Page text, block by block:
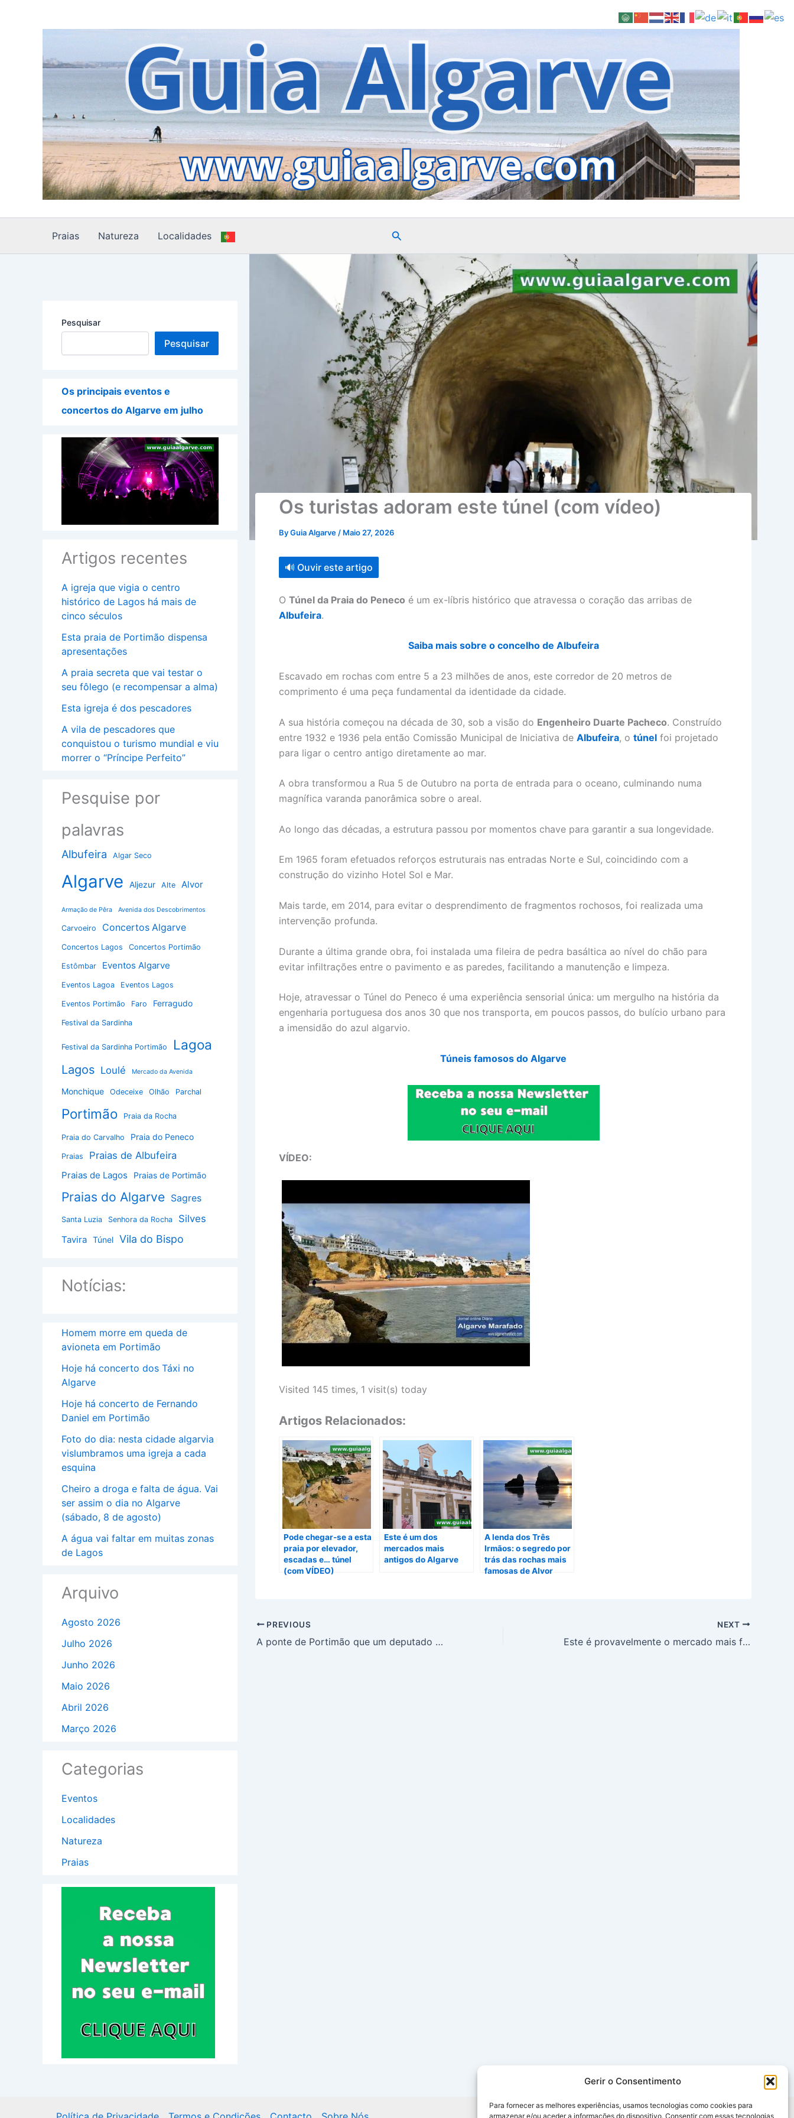
Gerir o Consentimento
Para fornecer as melhores experiências, usamos tecnologias como cookies para
armazenar e/ou aceder a informações do dispositivo. Consentir com essas tecnologias
Praias Natureza Localidades Search
Pesquisar
Pesquisar
Os principais eventos e
concertos do Algarve em julho
Artigos recentes
A igreja que vigia o centro
histórico de Lagos há mais de
cinco séculos
Esta praia de Portimão dispensa
apresentações
A praia secreta que vai testar o
seu fôlego (e recompensar a alma)
Esta igreja é dos pescadores
A vila de pescadores que
conquistou o turismo mundial e viu
morrer o “Príncipe Perfeito”
Pesquise por
palavras
Albufeira Algar Seco
Algarve Aljezur Alte Alvor
Armação de Pêra Avenida dos Descobrimentos
Carvoeiro Concertos Algarve
Concertos Lagos Concertos Portimão
Estômbar Eventos Algarve
Eventos Lagoa Eventos Lagos
Eventos Portimão Faro Ferragudo
Festival da Sardinha
Festival da Sardinha Portimão Lagoa
Lagos Loulé Mercado da Avenida
Monchique Odeceixe Olhão Parchal
Portimão Praia da Rocha
Praia do Carvalho Praia do Peneco
Praias Praias de Albufeira
Praias de Lagos Praias de Portimão
Praias do Algarve Sagres
Santa Luzia Senhora da Rocha Silves
Tavira Túnel Vila do Bispo
Notícias:
Homem morre em queda de
avioneta em Portimão
Hoje há concerto dos Táxi no
Algarve
Hoje há concerto de Fernando
Daniel em Portimão
Foto do dia: nesta cidade algarvia
vislumbramos uma igreja a cada
esquina
Cheiro a droga e falta de água. Vai
ser assim o dia no Algarve
(sábado, 8 de agosto)
A água vai faltar em muitas zonas
de Lagos
Arquivo
Agosto 2026
Julho 2026
Junho 2026
Maio 2026
Abril 2026
Março 2026
Categorias
Eventos
Localidades
Natureza
Praias
Os turistas adoram este túnel (com vídeo)
ByGuia Algarve / Maio 27, 2026
🔊 Ouvir este artigo
O Túnel da Praia do Peneco é um ex-líbris histórico que atravessa o coração das arribas de
Albufeira.
Saiba mais sobre o concelho de Albufeira
Escavado em rochas com entre 5 a 23 milhões de anos, este corredor de 20 metros de
comprimento é uma peça fundamental da identidade da cidade.
A sua história começou na década de 30, sob a visão do Engenheiro Duarte Pacheco. Construído
entre 1932 e 1936 pela então Comissão Municipal de Iniciativa de Albufeira, o túnel foi projetado
para ligar o centro antigo diretamente ao mar.
A obra transformou a Rua 5 de Outubro na porta de entrada para o oceano, culminando numa
magnífica varanda panorâmica sobre o areal.
Ao longo das décadas, a estrutura passou por momentos chave para garantir a sua longevidade.
Em 1965 foram efetuados reforços estruturais nas entradas Norte e Sul, coincidindo com a
construção do vizinho Hotel Sol e Mar.
Mais tarde, em 2014, para evitar o desprendimento de fragmentos rochosos, foi realizada uma
intervenção profunda.
Durante a última grande obra, foi instalada uma fileira de pedra basáltica ao nível do chão para
evitar infiltrações entre o pavimento e as paredes, facilitando a manutenção e limpeza.
Hoje, atravessar o Túnel do Peneco é uma experiência sensorial única: um mergulho na história da
engenharia portuguesa dos anos 30 que nos transporta, em poucos passos, do bulício urbano para
a imensidão do azul algarvio.
Túneis famosos do Algarve
VÍDEO:
Visited 145 times, 1 visit(s) today
Artigos Relacionados:
Pode chegar-se a esta
praia por elevador,
escadas e… túnel
(com VÍDEO)
Este é um dos
mercados mais
antigos do Algarve
A lenda dos Três
Irmãos: o segredo por
trás das rochas mais
famosas de Alvor
PREVIOUS
A ponte de Portimão que um deputado ‘roubou’ a Silves
NEXT
Este é provavelmente o mercado mais fotogénico de Portugal